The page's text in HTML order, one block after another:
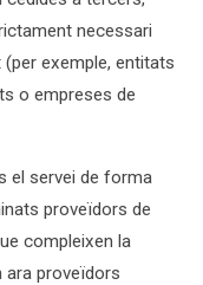
necessari
exemple, entitats
o empreses de
el servei de forma
proveïdors de
compleixen la
ara proveïdors